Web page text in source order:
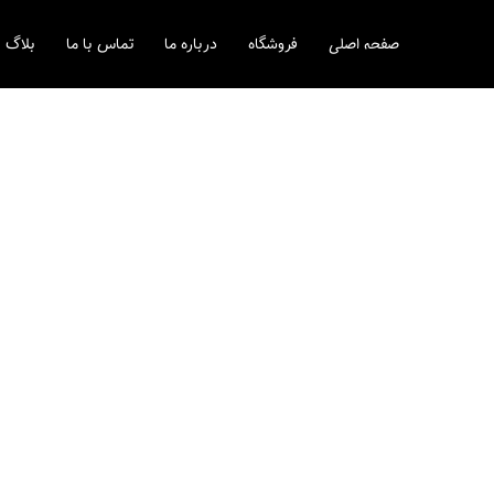
صفحه اصلی فروشگاه درباره ما تماس با ما بلاگ